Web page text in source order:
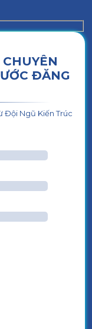
ĐĂNG
Đội Ngũ Kiến Trúc